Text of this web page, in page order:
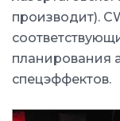
производит).
планирования
спецэффектов.